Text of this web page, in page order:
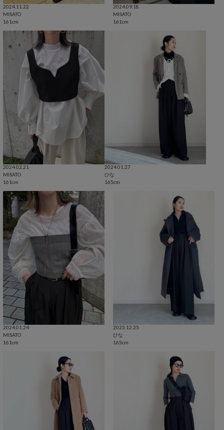
2024.11.22
MISATO
161cm
2024.09.18
MISATO
161cm
2024.02.21
MISATO
161cm
2024.01.27
ひな
165cm
2024.01.24
MISATO
161cm
2023.12.25
ひな
165cm